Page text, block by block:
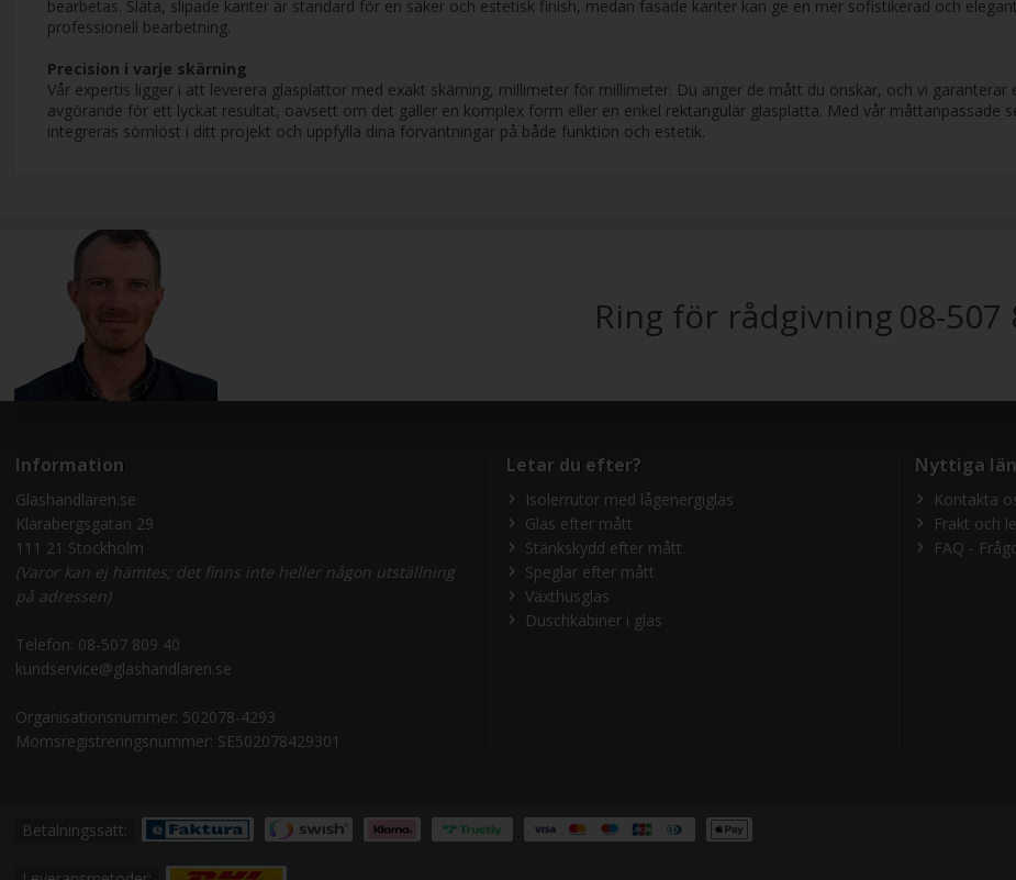
bearbetas. Släta, slipade kanter är standard för en säker och estetisk finish, medan fasade kanter kan ge en mer sofistikerad och
professionell bearbetning.
Precision i varje skärning
Vår expertis ligger i att leverera glasplattor med exakt skärning, millimeter för millimeter. Du anger de mått du önskar, och vi
avgörande för ett lyckat resultat, oavsett om det gäller en komplex form eller en enkel rektangulär glasplatta. Med vår måttanpassade
integreras sömlöst i ditt projekt och uppfylla dina förväntningar på både funktion och estetik.
Ring för rådgivning08-507
Information
Glashandlaren.se
Klarabergsgatan 29
111 21 Stockholm
(Varor kan ej hämtes; det finns inte heller någon utställning
på adressen)
Telefon: 08-507 809 40
kundservice@glashandlaren.se
Organisationsnummer: 502078-4293
Momsregistreringsnummer: SE502078429301
Letar du efter?
Isolerrutor med lågenergiglas
Glas efter mått
Stänkskydd efter mått
Speglar efter mått
Växthusglas
Duschkabiner i glas
Nyttiga
Kontakta
Frakt och
FAQ -
Betalningssätt: